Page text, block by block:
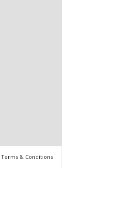
Terms & Conditions